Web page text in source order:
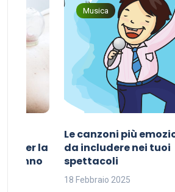
per la
sonno
Musica
Le canzoni più
da includere nei tuoi
spettacoli
18 Febbraio 2025